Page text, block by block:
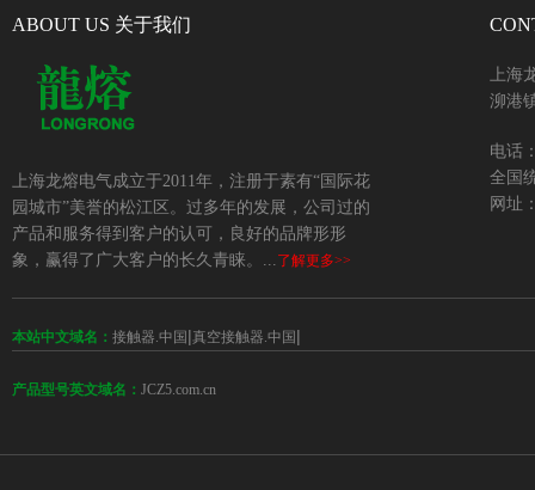
ABOUT US 关于我们
上海龙熔电气成立于2011年，注册于素有“国际花
园城市”美誉的松江区。过多年的发展，公司过的
产品和服务得到客户的认可，良好的品牌形形
象，赢得了广大客户的长久青睐。...了解更多>>
上海
泖港
电话
全国
网址
本站中文域名： 接触器.中国 |真空接触器.中国 |
产品型号英文域名： JCZ5.com.cn